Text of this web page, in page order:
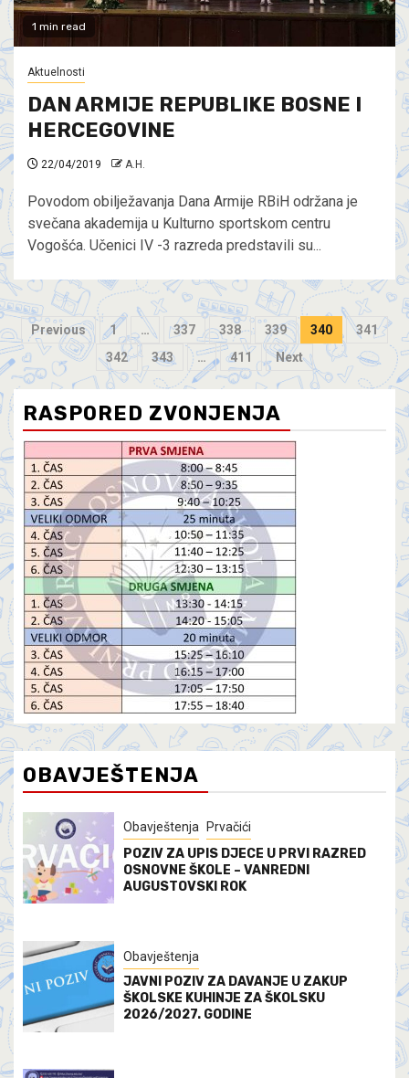
1 min read
Aktuelnosti
DAN ARMIJE REPUBLIKE BOSNE I
HERCEGOVINE
22/04/2019 A.H.
Povodom obilježavanja Dana Armije RBiH održana je
svečana akademija u Kulturno sportskom centru
Vogošća. Učenici IV -3 razreda predstavili su...
Previous 1 … 337 338 339 340
341
342
343 … 411 Next
RASPORED ZVONJENJA
OBAVJEŠTENJA
Obavještenja Prvačići
POZIV ZA UPIS DJECE U PRVI RAZRED
OSNOVNE ŠKOLE – VANREDNI
AUGUSTOVSKI ROK
Obavještenja
JAVNI POZIV ZA DAVANJE U ZAKUP
ŠKOLSKE KUHINJE ZA ŠKOLSKU
2026/2027. GODINE